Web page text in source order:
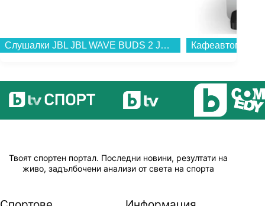
Твоят спортен портал. Последни новини, резултати на
живо, задълбочени анализи от света на спорта